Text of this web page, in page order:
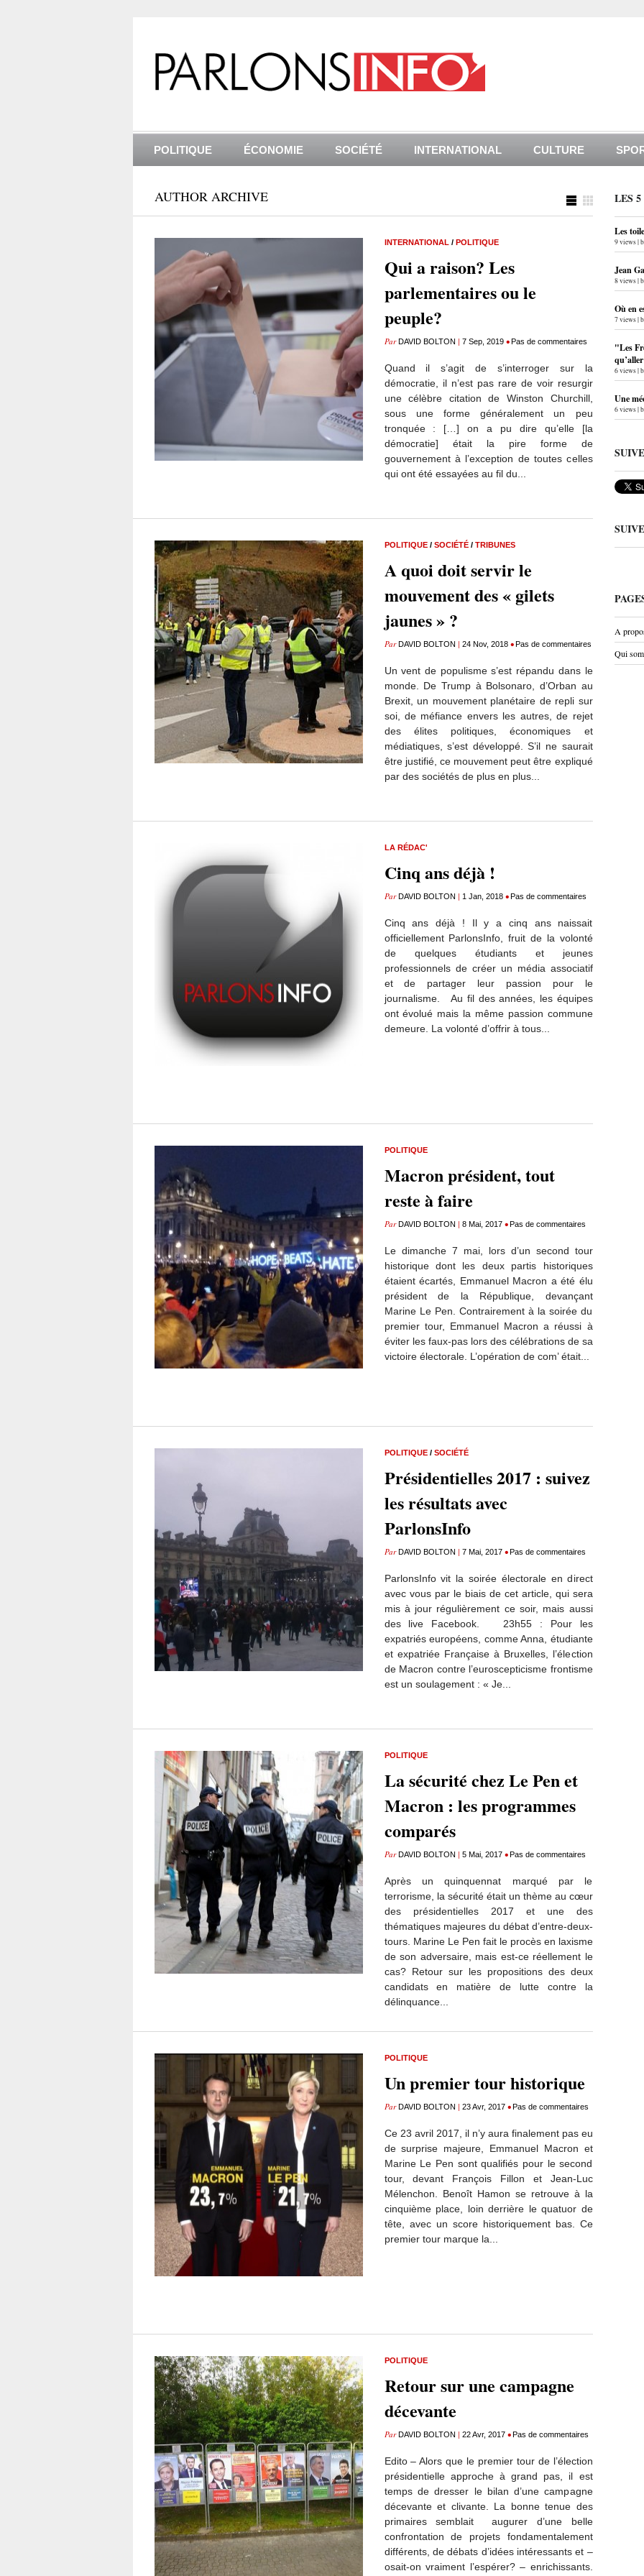
POLITIQUE ÉCONOMIE SOCIÉTÉ INTERNATIONAL CULTURE
AUTHOR ARCHIVE
INTERNATIONAL / POLITIQUE
Qui a raison? Les
parlementaires ou le
peuple?
ParDAVID BOLTON | 7 Sep, 2019 •Pas de commentaires
Quand il s’agit de s’interroger sur la
démocratie, il n’est pas rare de voir resurgir
une célèbre citation de Winston Churchill,
sous une forme généralement un peu
tronquée : […] on a pu dire qu’elle [la
démocratie] était la pire forme de
gouvernement à l’exception de toutes celles
qui ont été essayées au fil du...
POLITIQUE/ SOCIÉTÉ/ TRIBUNES
A quoi doit servir le
mouvement des « gilets
jaunes » ?
ParDAVID BOLTON | 24 Nov, 2018 •Pas de commentaires
Un vent de populisme s’est répandu dans le
monde. De Trump à Bolsonaro, d’Orban au
Brexit, un mouvement planétaire de repli sur
soi, de méfiance envers les autres, de rejet
des élites politiques, économiques et
médiatiques, s’est développé. S’il ne saurait
être justifié, ce mouvement peut être expliqué
par des sociétés de plus en plus...
LA RÉDAC'
Cinq ans déjà !
ParDAVID BOLTON | 1 Jan, 2018 •Pas de commentaires
Cinq ans déjà ! Il y a cinq ans naissait
officiellement ParlonsInfo, fruit de la volonté
de quelques étudiants et jeunes
professionnels de créer un média associatif
et de partager leur passion pour le
journalisme. Au fil des années, les équipes
ont évolué mais la même passion commune
demeure. La volonté d’offrir à tous...
POLITIQUE
Macron président, tout
reste à faire
ParDAVID BOLTON | 8 Mai, 2017 •Pas de commentaires
Le dimanche 7 mai, lors d’un second tour
historique dont les deux partis historiques
étaient écartés, Emmanuel Macron a été élu
président de la République, devançant
Marine Le Pen. Contrairement à la soirée du
premier tour, Emmanuel Macron a réussi à
éviter les faux-pas lors des célébrations de sa
victoire électorale. L’opération de com’ était...
POLITIQUE/ SOCIÉTÉ
Présidentielles 2017 : suivez
les résultats avec
ParlonsInfo
ParDAVID BOLTON | 7 Mai, 2017 •Pas de commentaires
ParlonsInfo vit la soirée électorale en direct
avec vous par le biais de cet article, qui sera
mis à jour régulièrement ce soir, mais aussi
des live Facebook. 23h55 : Pour les
expatriés européens, comme Anna, étudiante
et expatriée Française à Bruxelles, l’élection
de Macron contre l’euroscepticisme frontisme
est un soulagement : « Je...
POLITIQUE
La sécurité chez Le Pen et
Macron : les programmes
comparés
ParDAVID BOLTON | 5 Mai, 2017 •Pas de commentaires
Après un quinquennat marqué par le
terrorisme, la sécurité était un thème au cœur
des présidentielles 2017 et une des
thématiques majeures du débat d’entre-deux-
tours. Marine Le Pen fait le procès en laxisme
de son adversaire, mais est-ce réellement le
cas? Retour sur les propositions des deux
candidats en matière de lutte contre la
délinquance...
POLITIQUE
Un premier tour historique
ParDAVID BOLTON | 23 Avr, 2017 •Pas de commentaires
Ce 23 avril 2017, il n’y aura finalement pas eu
de surprise majeure, Emmanuel Macron et
Marine Le Pen sont qualifiés pour le second
tour, devant François Fillon et Jean-Luc
Mélenchon. Benoît Hamon se retrouve à la
cinquième place, loin derrière le quatuor de
tête, avec un score historiquement bas. Ce
premier tour marque la...
POLITIQUE
Retour sur une campagne
décevante
ParDAVID BOLTON | 22 Avr, 2017 •Pas de commentaires
Edito – Alors que le premier tour de l’élection
présidentielle approche à grand pas, il est
temps de dresser le bilan d’une campagne
décevante et clivante. La bonne tenue des
primaires semblait augurer d’une belle
confrontation de projets fondamentalement
différents, de débats d’idées intéressants et –
osait-on vraiment l’espérer? – enrichissants.
LES
Les
9 views|
Jean
8 views|
Où en
7 views|
"Les
6 views|
Une
6 views|
A
Qui